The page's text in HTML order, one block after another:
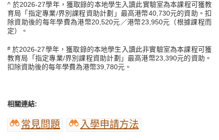
^ 於2026-27學年，獲取錄的本地學生入讀此實驗室為本課程可獲教
育局「指定專業/界別課程資助計劃」最高港幣40,730元的資助。扣
除資助後的每年學費為港幣20,520元／港幣23,950元（根據課程而
定）。
# 於2026-27學年，獲取錄的本地學生入讀此非實驗室為本課程可獲
教育局「指定專業/界別課程資助計劃」最高港幣23,390元的資助。
扣除資助後的每年學費為港幣39,780元。
相關連結:
常見問題 入學申請方法